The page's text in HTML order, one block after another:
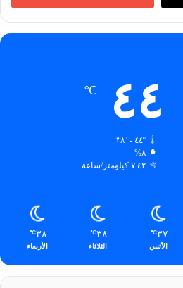
٤٤ ℃
٤٤º - ٣٨º
٨%
٧.٤٢ كيلومتر/ساعة
٣٧℃
الأثنين
٣٨℃
الثلاثاء
٣٨℃
الأربعاء